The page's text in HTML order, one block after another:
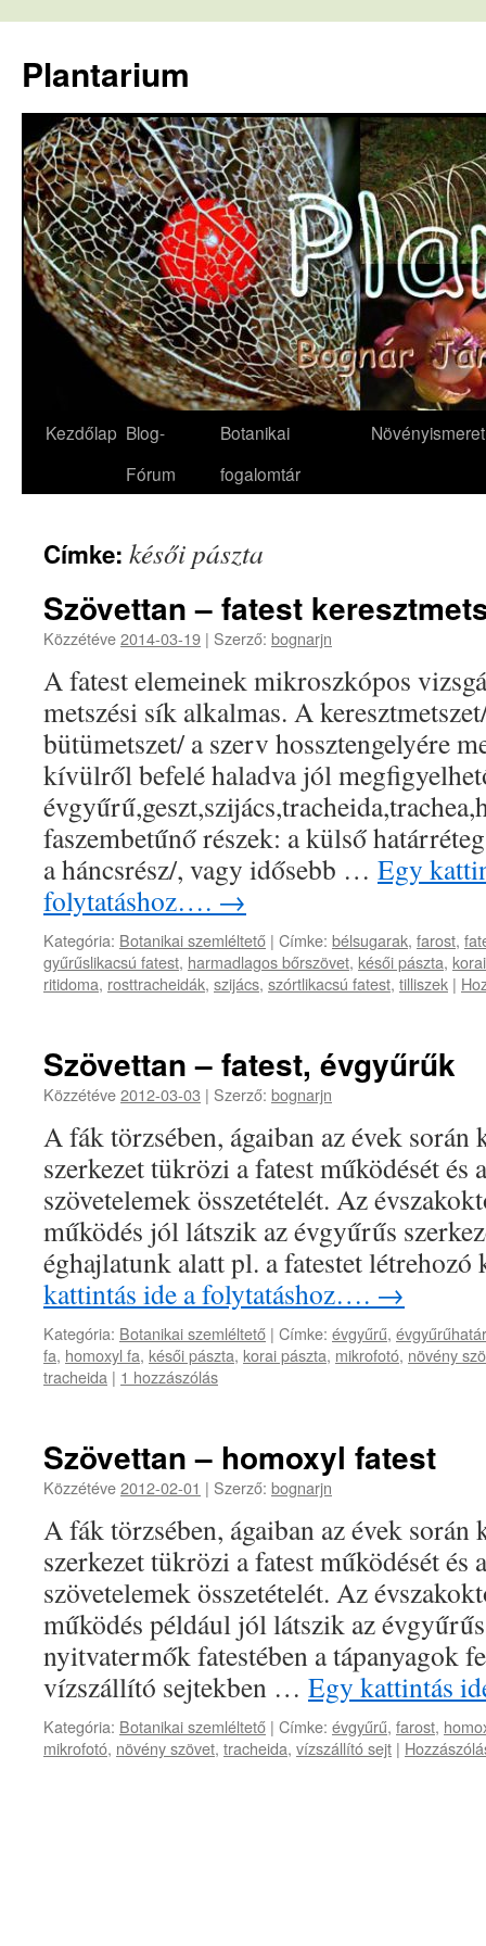
tartalomba
Plantarium
Kezdőlap Blog-
Fórum
Botanikai
fogalomtár
Növényismeret
Címke: késői pászta
Szövettan – fatest
Közzétéve2014-03-19 | Szerző: bognarjn
A fatest elemeinek mikroszkópos
metszési sík alkalmas. A
bütümetszet/ a szerv hossztengelyére
kívülről befelé haladva jól
faszembetűnő részek: a külső
a háncsrész/, vagy idősebb … Egy
folytatáshoz…. →
Kategória: Botanikai szemléltető | Címke: bélsugarak, farost,
gyűrűslikacsú fatest, harmadlagos bőrszövet, késői pászta,
ritidoma, rosttracheidák, szijács, szórtlikacsú fatest, tilliszek |
Szövettan – fatest, évgyűrűk
Közzétéve2012-03-03 | Szerző: bognarjn
A fák törzsében, ágaiban az évek
szerkezet tükrözi a fatest működését és
szövetelemek összetételét. Az
működés jól látszik az évgyűrűs
éghajlatunk alatt pl. a fatestet
kattintás ide a folytatáshoz…. →
Kategória: Botanikai szemléltető | Címke: évgyűrű, évgyűrűhatár
fa, homoxyl fa, késői pászta, korai pászta, mikrofotó, növény
tracheida | 1 hozzászólás
Szövettan – homoxyl fatest
Közzétéve2012-02-01 | Szerző: bognarjn
A fák törzsében, ágaiban az évek
szerkezet tükrözi a fatest működését és
szövetelemek összetételét. Az
működés például jól látszik az
nyitvatermők fatestében a tápanyagok
vízszállító sejtekben … Egy kattintás
Kategória: Botanikai szemléltető | Címke: évgyűrű, farost,
mikrofotó, növény szövet, tracheida, vízszállító sejt |